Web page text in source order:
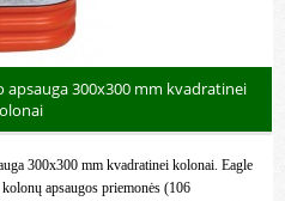
apsauga 300x300 mm kvadratinei
300x300 mm kvadratinei kolonai. Eagle
apsaugos priemonės (106